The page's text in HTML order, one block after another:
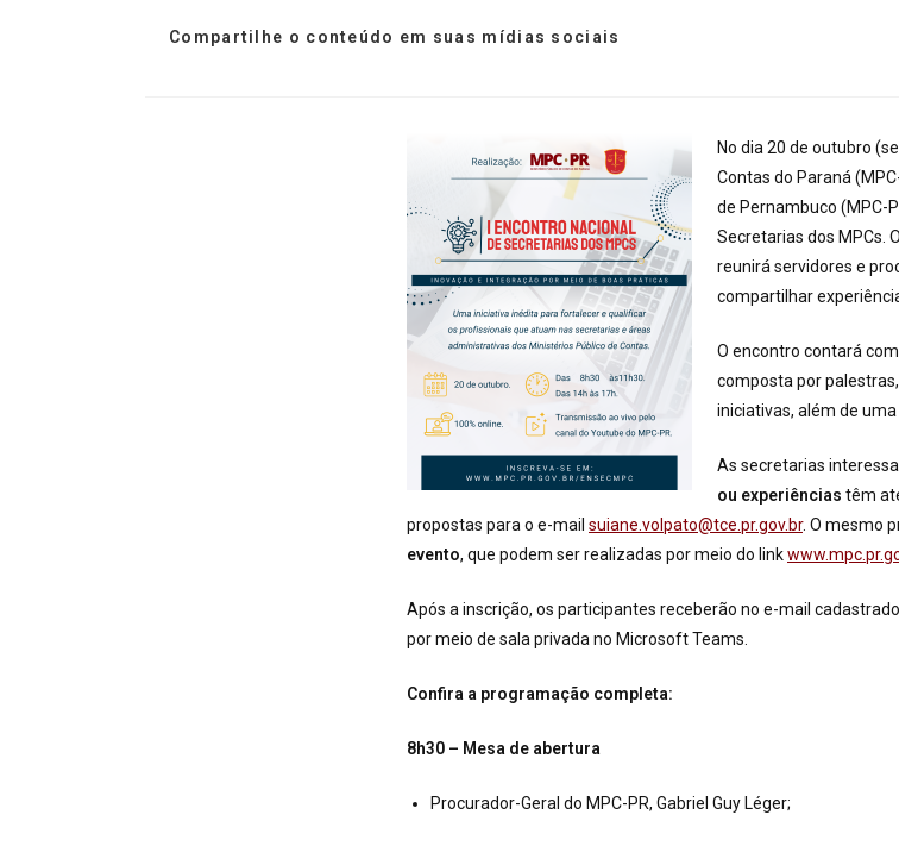
Compartilhe o conteúdo em suas mídias sociais
No dia 20 de outubro
Contas do Paraná
de Pernambuco (MPC-
Secretarias dos MPCs.
reunirá servidores e
compartilhar
O encontro contará
composta por
iniciativas, além de
As secretarias
ou experiências têm
propostas para o e-mail suiane.volpato@tce.pr.gov.br. O mesmo
evento, que podem ser realizadas por meio do link
Após a inscrição, os participantes receberão no e-mail
por meio de sala privada no Microsoft Teams.
Confira a programação completa:
8h30 – Mesa de abertura
Procurador-Geral do MPC-PR, Gabriel Guy Léger;